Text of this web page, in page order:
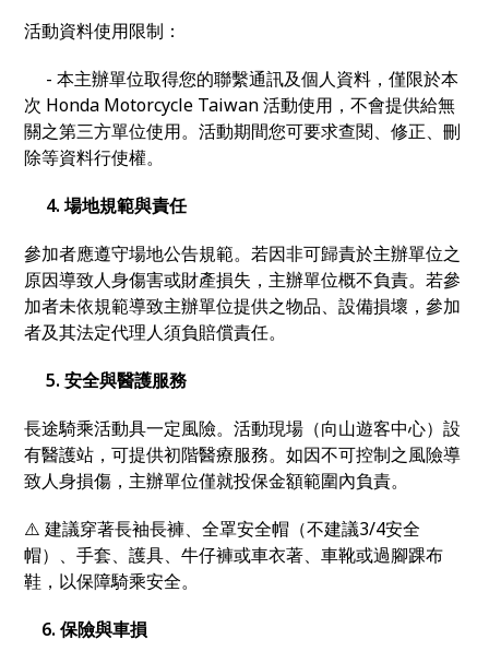
活動資料使用限制：
- 本主辦單位取得您的聯繫通訊及個人資料，僅限於本
次 Honda Motorcycle Taiwan 活動使用，不會提供給無
關之第三方單位使用。活動期間您可要求查閱、修正、刪
除等資料行使權。
4. 場地規範與責任
參加者應遵守場地公告規範。若因非可歸責於主辦單位之
原因導致人身傷害或財產損失，主辦單位概不負責。若參
加者未依規範導致主辦單位提供之物品、設備損壞，參加
者及其法定代理人須負賠償責任。
5. 安全與醫護服務
長途騎乘活動具一定風險。活動現場（向山遊客中心）設
有醫護站，可提供初階醫療服務。如因不可控制之風險導
致人身損傷，主辦單位僅就投保金額範圍內負責。
⚠️ 建議穿著長袖長褲、全罩安全帽（不建議3/4安全
帽）、手套、護具、牛仔褲或車衣著、車靴或過腳踝布
鞋，以保障騎乘安全。
6. 保險與車損